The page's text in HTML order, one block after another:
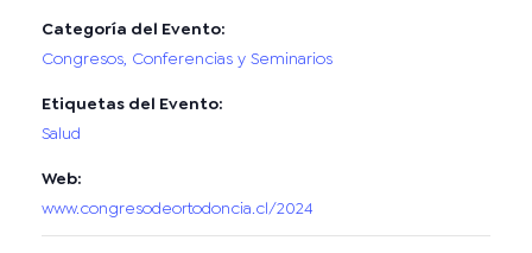
Categoría del Evento:
Congresos, Conferencias y Seminarios
Etiquetas del Evento:
Salud
Web:
www.congresodeortodoncia.cl/2024